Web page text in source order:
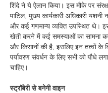
शिंदे ने ये ऐलान किया। इस मौके पर
पाटिल, मुख्य कार्यकारी अधिकारी
और कई गणमान्य व्यक्ति उपस्थित थे।
खेती करने में कई समस्याओं का सामना
और किसानों की है, इसलिए इन तत्वों के
पर्यावरण संवर्धन के लिए सभी को पौधे
चाहिए।
स्ट्रॉबेरी से बनेगी वाइन